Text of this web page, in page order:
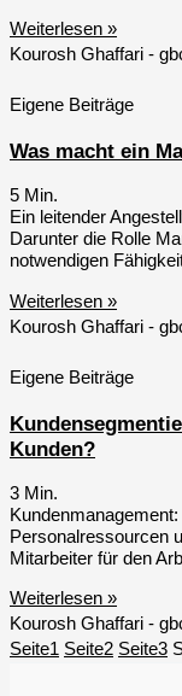
Weiterlesen »
Kourosh Ghaffari -
Eigene Beiträge
Was macht ein
5 Min.
Ein leitender
Darunter die Rolle
notwendigen
Weiterlesen »
Kourosh Ghaffari -
Eigene Beiträge
Kunden?
3 Min.
Personalressourcen
Mitarbeiter für den
Weiterlesen »
Kourosh Ghaffari -
Seite1 Seite2 Seite3